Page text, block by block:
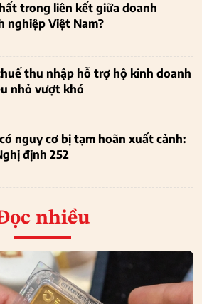
trong liên kết giữa doanh
nghiệp Việt Nam?
thu nhập hỗ trợ hộ kinh doanh
nhỏ vượt khó
nguy cơ bị tạm hoãn xuất cảnh:
định 252
nhiều